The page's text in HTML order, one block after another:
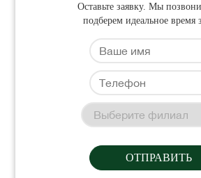
Оставьте заявку. Мы
подберем идеальное время